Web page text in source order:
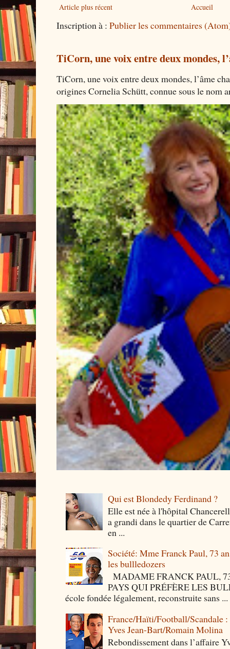
Article plus récent Accueil
Inscription à : Publier les commentaires
TiCorn, une voix entre deux mondes,
TiCorn, une voix entre deux mondes, l’âme
origines Cornelia Schütt, connue sous le nom
Qui est Blondedy Ferdinand ?
Elle est née à l'hôpital
a grandi dans le quartier de
en ...
Société: Mme Franck Paul, 73
les bullledozers
MADAME FRANCK PAUL,
PAYS QUI PRÉFÈRE LES
école fondée légalement, reconstruite sans ...
France/Haïti/Football/Scandale
Yves Jean-Bart/Romain Molina
Rebondissement dans l’affaire